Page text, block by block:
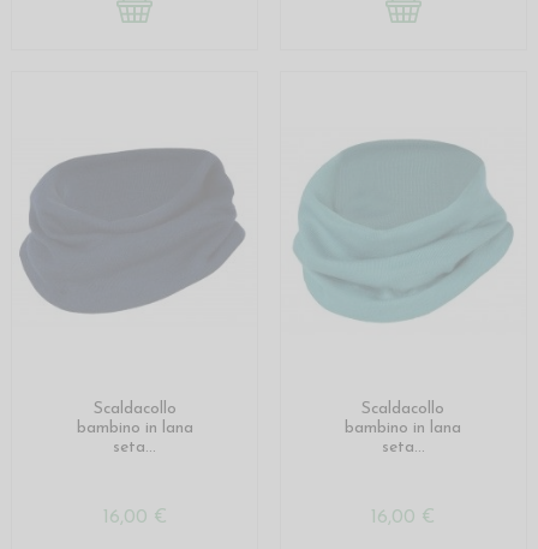
Scaldacollo
bambino in lana
seta...
16,00 €
Scaldacollo
bambino in lana
seta...
16,00 €